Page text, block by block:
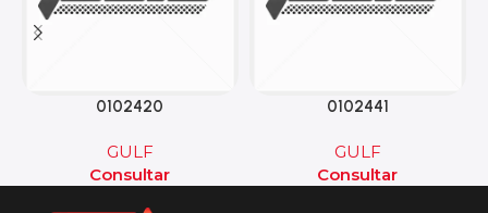
0102420
GULF
Consultar
0102441
GULF
Consultar